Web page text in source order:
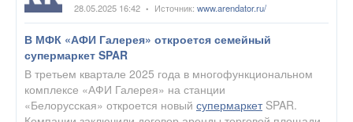
28.05.2025 16:42 • Источник: www.arendator.ru/
В МФК «АФИ Галерея» откроется семейный
супермаркет SPAR
В третьем квартале 2025 года в многофункциональном
комплексе «АФИ Галерея» на станции
«Белорусская» откроется новый супермаркетSPAR.